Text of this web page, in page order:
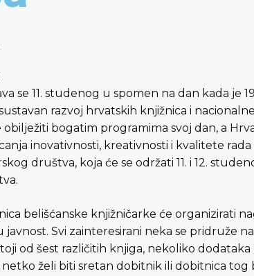
se 11. studenog u spomen na dan kada je
razvoj hrvatskih knjižnica i
bogatim programima svoj dan, a
inovativnosti, kreativnosti i kvalitete
društva, koja će se održati 11. i 12.
belišćanske knjižničarke će organizirati
Svi zainteresirani neka se pridruže
od šest različitih knjiga, nekoliko
želi biti sretan dobitnik ili dobitnica